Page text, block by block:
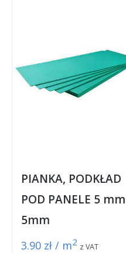
PIANKA, PODKŁAD
POD PANELE 5 mm
5mm
3.90 zł / m2 z VAT